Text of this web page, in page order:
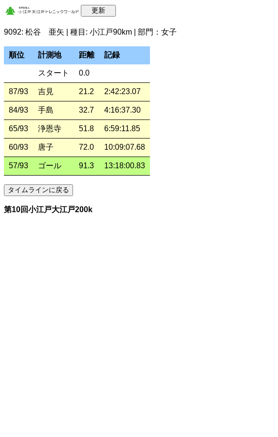
9092: 松谷 亜矢 | 種目: 小江戸90km | 部門：女子
順位 計測地 距離 記録
スタート 0.0
87/93 吉見 21.2 2:42:23.07
84/93 手島 32.7 4:16:37.30
65/93 浄恩寺 51.8 6:59:11.85
60/93 唐子 72.0 10:09:07.68
57/93 ゴール 91.3 13:18:00.83
第10回小江戸大江戸200k